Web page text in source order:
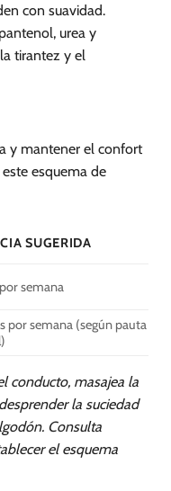
con suavidad.
urea y
tirantez y el
y mantener el confort
esquema de
SUGERIDA
semana
por semana (según pauta
conducto, masajea la
la suciedad
Consulta
el esquema